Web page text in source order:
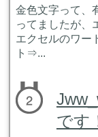
金色文字って、
ってましたが、
エクセルのワー
ト⇒...
です